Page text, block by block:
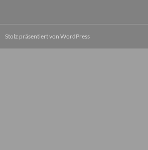
Stolz präsentiert von WordPress